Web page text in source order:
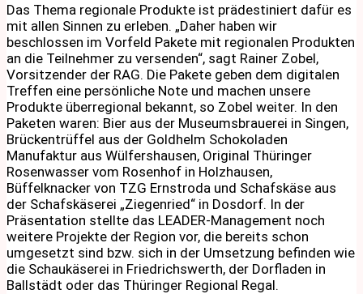
Das Thema regionale Produkte ist prädestiniert dafür es
mit allen Sinnen zu erleben. „Daher haben wir
beschlossen im Vorfeld Pakete mit regionalen Produkten
an die Teilnehmer zu versenden“, sagt Rainer Zobel,
Vorsitzender der RAG. Die Pakete geben dem digitalen
Treffen eine persönliche Note und machen unsere
Produkte überregional bekannt, so Zobel weiter. In den
Paketen waren: Bier aus der Museumsbrauerei in Singen,
Brückentrüffel aus der Goldhelm Schokoladen
Manufaktur aus Wülfershausen, Original Thüringer
Rosenwasser vom Rosenhof in Holzhausen,
Büffelknacker von TZG Ernstroda und Schafskäse aus
der Schafskäserei „Ziegenried“ in Dosdorf. In der
Präsentation stellte das LEADER-Management noch
weitere Projekte der Region vor, die bereits schon
umgesetzt sind bzw. sich in der Umsetzung befinden wie
die Schaukäserei in Friedrichswerth, der Dorfladen in
Ballstädt oder das Thüringer Regional Regal.